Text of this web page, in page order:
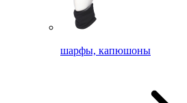
шарфы, капюшоны